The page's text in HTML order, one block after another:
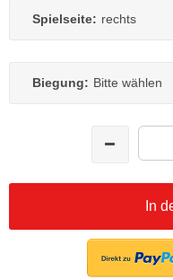
Spielseite: rechts
Biegung: Bitte wählen
In